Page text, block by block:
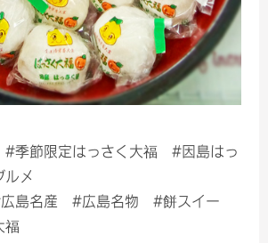
季節限定はっさく大福 #因島はっ
メ
島名産 #広島名物 #餅スイー
福